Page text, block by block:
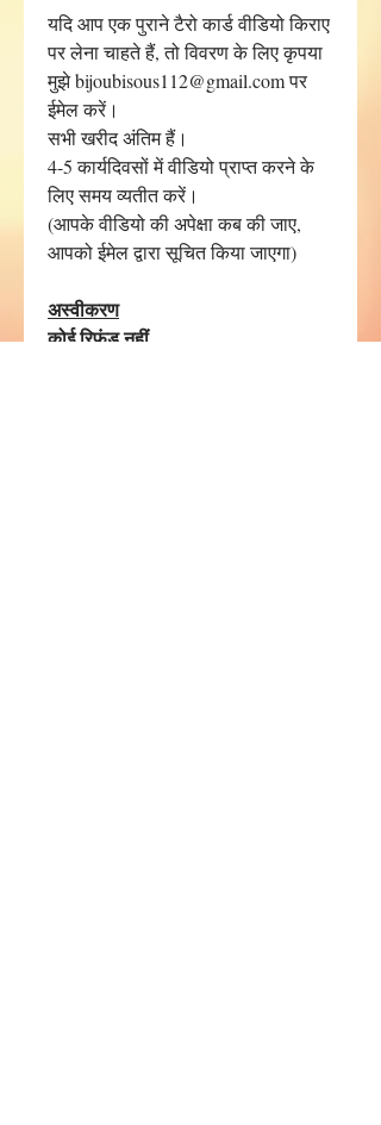
यदि आप एक पुराने टैरो कार्ड वीडियो किराए
पर लेना चाहते हैं, तो विवरण के लिए कृपया
मुझे bijoubisous112@gmail.com पर
ईमेल करें।
सभी खरीद अंतिम हैं।
4-5 कार्यदिवसों में वीडियो प्राप्त करने के
लिए समय व्यतीत करें।
(आपके वीडियो की अपेक्षा कब की जाए,
आपको ईमेल द्वारा सूचित किया जाएगा)
अस्वीकरण
कोई रिफंड नहीं